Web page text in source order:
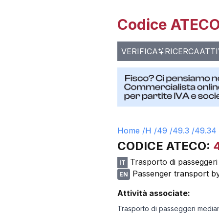
Codice
VERIFICA RICERCA
Home /H /49 /49.3 /49.34
CODICE ATECO:
IT Trasporto di
EN
Passenger transport
Attività associate:
Trasporto di passeggeri